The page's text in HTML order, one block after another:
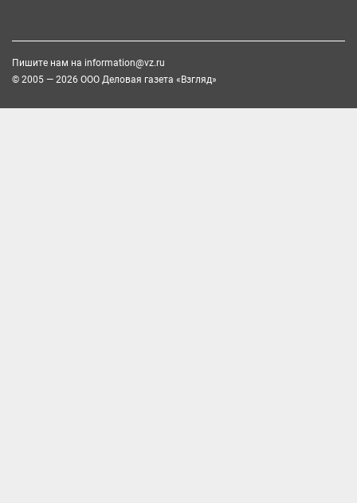
Пишите нам на information@vz.ru
© 2005 — 2026 ООО Деловая газета «Взгляд»